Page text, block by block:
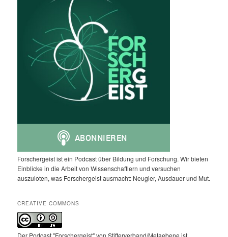
Forschergeist ist ein Podcast über Bildung und Forschung. Wir bieten
Einblicke in die Arbeit von Wissenschaftlern und versuchen
auszuloten, was Forschergeist ausmacht: Neugier, Ausdauer und Mut.
CREATIVE COMMONS